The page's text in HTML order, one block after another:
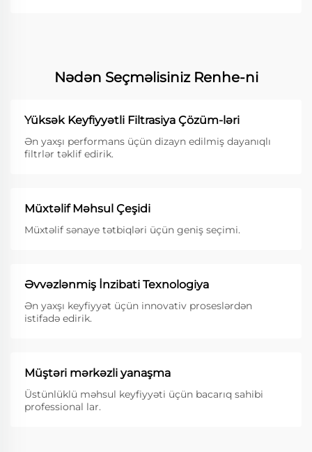
Nədən Seçməlisiniz Renhe-ni
Yüksək Keyfiyyətli Filtrasiya Çözüm-ləri
Ən yaxşı performans üçün dizayn edilmiş dayanıqlı
filtrlər təklif edirik.
Müxtəlif Məhsul Çeşidi
Müxtəlif sənaye tətbiqləri üçün geniş seçimi.
Əvvəzlənmiş İnzibati Texnologiya
Ən yaxşı keyfiyyət üçün innovativ proseslərdən
istifadə edirik.
Müştəri mərkəzli yanaşma
Üstünlüklü məhsul keyfiyyəti üçün bacarıq sahibi
professional lar.